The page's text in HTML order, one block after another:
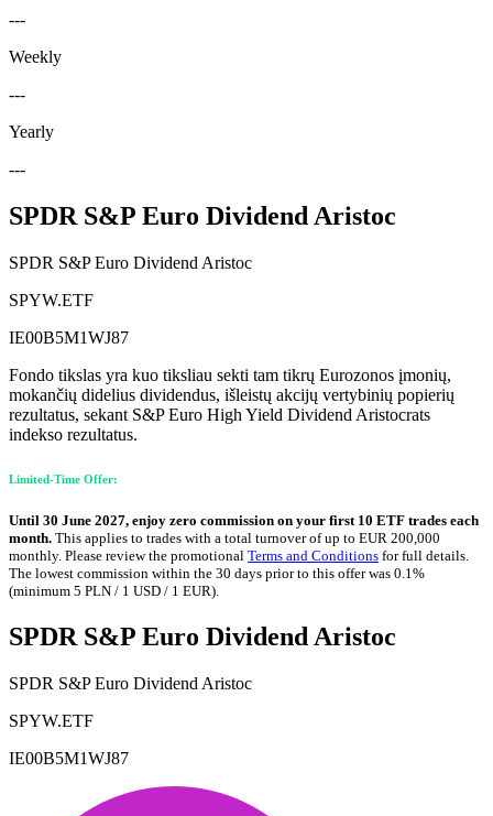
---
Weekly
---
Yearly
---
SPDR S&P Euro Dividend Aristoc
SPDR S&P Euro Dividend Aristoc
SPYW.ETF
IE00B5M1WJ87
Fondo tikslas yra kuo tiksliau sekti tam tikrų Eurozonos įmonių,
mokančių didelius dividendus, išleistų akcijų vertybinių popierių
rezultatus, sekant S&P Euro High Yield Dividend Aristocrats
indekso rezultatus.
Limited-Time Offer:
Until 30 June 2027, enjoy zero commission on your first 10 ETF trades each
month. This applies to trades with a total turnover of up to EUR 200,000
monthly. Please review the promotional Terms and Conditions for full details.
The lowest commission within the 30 days prior to this offer was 0.1%
(minimum 5 PLN / 1 USD / 1 EUR).
SPDR S&P Euro Dividend Aristoc
SPDR S&P Euro Dividend Aristoc
SPYW.ETF
IE00B5M1WJ87